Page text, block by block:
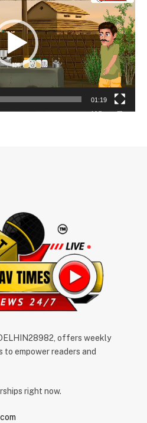
01:19
offers weekly
to empower readers and
right now.